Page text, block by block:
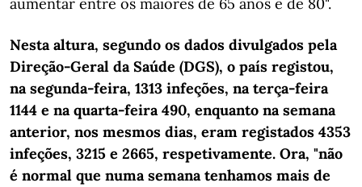
Nesta altura, segundo os dados divulgados pela
Direção-Geral da Saúde (DGS), o país registou,
na segunda-feira, 1313 infeções, na terça-feira
1144 e na quarta-feira 490, enquanto na semana
anterior, nos mesmos dias, eram registados 4353
infeções, 3215 e 2665, respetivamente. Ora, "não
é normal que numa semana tenhamos mais de